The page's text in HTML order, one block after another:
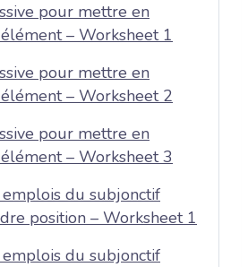
pour mettre en
– Worksheet 1
pour mettre en
– Worksheet 2
pour mettre en
– Worksheet 3
du subjonctif
position – Worksheet 1
du subjonctif